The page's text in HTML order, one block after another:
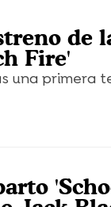
de
Fire'
una primera